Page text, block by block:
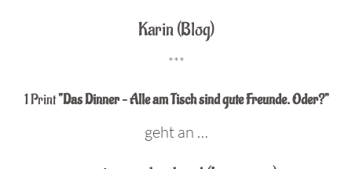
Karin (Blog)
***
1 Print“Das Dinner – Alle am Tisch sind gute Freunde. Oder?”
geht an …